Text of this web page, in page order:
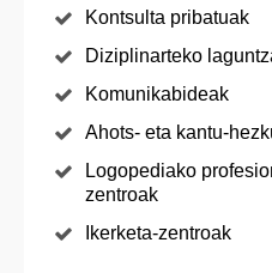
Kontsulta pribatuak
Diziplinarteko
Komunikabideak
Ahots- eta kantu-
Logopediako
zentroak
Ikerketa-zentroak